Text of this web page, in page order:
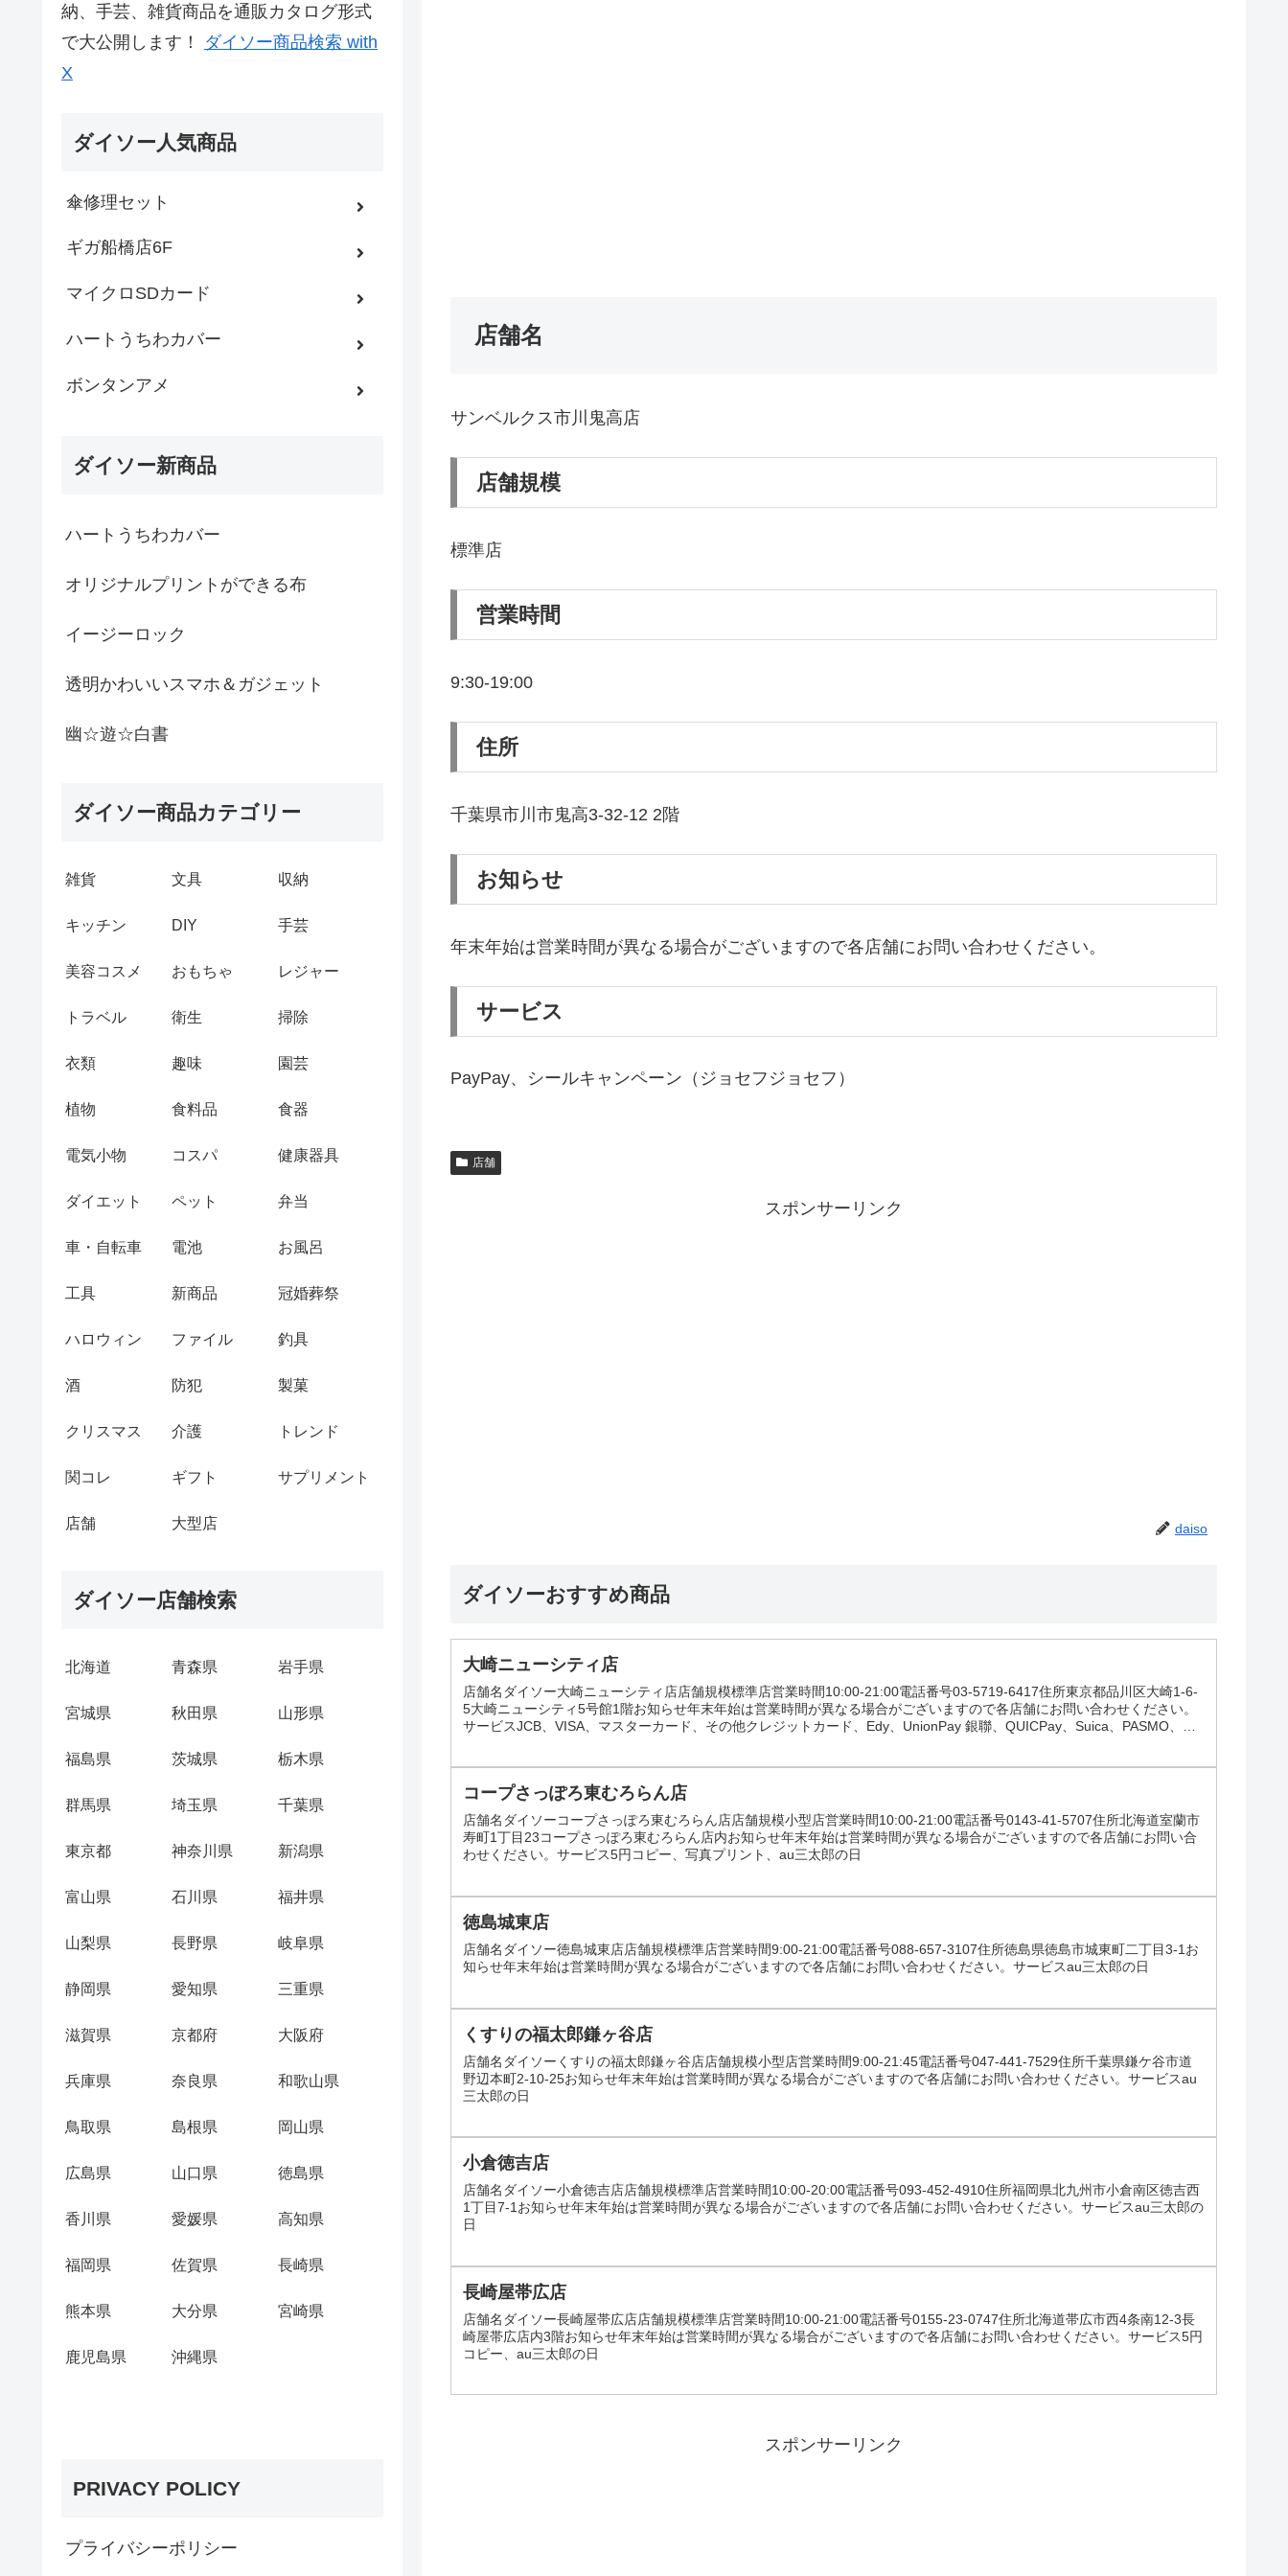
店舗名
サンベルクス市川鬼高店
店舗規模
標準店
営業時間
9:30-19:00
住所
千葉県市川市鬼高3-32-12 2階
お知らせ
年末年始は営業時間が異なる場合がございますので各店舗にお問い合わせください。
サービス
PayPay、シールキャンペーン（ジョセフジョセフ）
店舗
スポンサーリンク
daiso
ダイソーおすすめ商品
大崎ニューシティ店
店舗名ダイソー大崎ニューシティ店店舗規模標準店営業時間10:00-21:00電話番号03-5719-6417住所東京都品川区大崎1-6-
5大崎ニューシティ5号館1階お知らせ年末年始は営業時間が異なる場合がございますので各店舗にお問い合わせください。
サービスJCB、VISA、マスターカード、その他クレジットカード、Edy、UnionPay 銀聯、QUICPay、Suica、PASMO、
コープさっぽろ東むろらん店
店舗名ダイソーコープさっぽろ東むろらん店店舗規模小型店営業時間10:00-21:00電話番号0143-41-5707住所北海道室蘭市
寿町1丁目23コープさっぽろ東むろらん店内お知らせ年末年始は営業時間が異なる場合がございますので各店舗にお問い合
わせください。サービス5円コピー、写真プリント、au三太郎の日
徳島城東店
店舗名ダイソー徳島城東店店舗規模標準店営業時間9:00-21:00電話番号088-657-3107住所徳島県徳島市城東町二丁目3-1お
知らせ年末年始は営業時間が異なる場合がございますので各店舗にお問い合わせください。サービスau三太郎の日
くすりの福太郎鎌ヶ谷店
店舗名ダイソーくすりの福太郎鎌ヶ谷店店舗規模小型店営業時間9:00-21:45電話番号047-441-7529住所千葉県鎌ケ谷市道
野辺本町2-10-25お知らせ年末年始は営業時間が異なる場合がございますので各店舗にお問い合わせください。サービスau
三太郎の日
小倉徳吉店
店舗名ダイソー小倉徳吉店店舗規模標準店営業時間10:00-20:00電話番号093-452-4910住所福岡県北九州市小倉南区徳吉西
1丁目7-1お知らせ年末年始は営業時間が異なる場合がございますので各店舗にお問い合わせください。サービスau三太郎の
日
長崎屋帯広店
店舗名ダイソー長崎屋帯広店店舗規模標準店営業時間10:00-21:00電話番号0155-23-0747住所北海道帯広市西4条南12-3長
崎屋帯広店内3階お知らせ年末年始は営業時間が異なる場合がございますので各店舗にお問い合わせください。サービス5円
コピー、au三太郎の日
スポンサーリンク
納、手芸、雑貨商品を通販カタログ形式
で大公開します！ ダイソー商品検索 with
X
ダイソー人気商品
傘修理セット
ギガ船橋店6F
マイクロSDカード
ハートうちわカバー
ボンタンアメ
ダイソー新商品
ハートうちわカバー
オリジナルプリントができる布
イージーロック
透明かわいいスマホ＆ガジェット
幽☆遊☆白書
ダイソー商品カテゴリー
雑貨 文具 収納
キッチン DIY 手芸
美容コスメ おもちゃ レジャー
トラベル 衛生 掃除
衣類 趣味 園芸
植物 食料品 食器
電気小物 コスパ 健康器具
ダイエット ペット 弁当
車・自転車 電池 お風呂
工具 新商品 冠婚葬祭
ハロウィン ファイル 釣具
酒 防犯 製菓
クリスマス 介護 トレンド
関コレ ギフト サプリメント
店舗 大型店
ダイソー店舗検索
北海道 青森県 岩手県
宮城県 秋田県 山形県
福島県 茨城県 栃木県
群馬県 埼玉県 千葉県
東京都 神奈川県 新潟県
富山県 石川県 福井県
山梨県 長野県 岐阜県
静岡県 愛知県 三重県
滋賀県 京都府 大阪府
兵庫県 奈良県 和歌山県
鳥取県 島根県 岡山県
広島県 山口県 徳島県
香川県 愛媛県 高知県
福岡県 佐賀県 長崎県
熊本県 大分県 宮崎県
鹿児島県 沖縄県
PRIVACY POLICY
プライバシーポリシー